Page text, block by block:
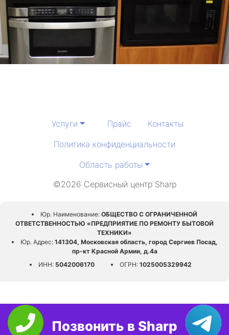
Услуги Прайс
Контакты
Политика конфиденциальности
Область работы
©2026 Сервисный центр Sharp
Юр. Наименование: ОБЩЕСТВО С ОГРАНИЧЕННОЙ
ОТВЕТСТВЕННОСТЬЮ «ПРЕДПРИЯТИЕ ПО РЕМОНТУ БЫТОВОЙ
ТЕХНИКИ»
Юр. Адрес:141304, Московская область, город Сергиев Посад,
пр-кт Красной Армии, д.4а
ИНН:5042006170 ОГРН:1025005329942
Позвонить в Sharp